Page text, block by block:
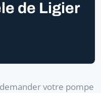
de Ligier
votre pompe